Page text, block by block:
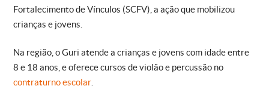
Fortalecimento de Vínculos (SCFV), a ação que mobilizou
crianças e jovens.
Na região, o Guri atende a crianças e jovens com idade entre
8 e 18 anos, e oferece cursos de violão e percussão no
contraturno escolar.